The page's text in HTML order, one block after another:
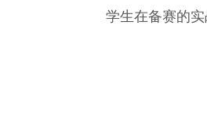
学生在备赛的